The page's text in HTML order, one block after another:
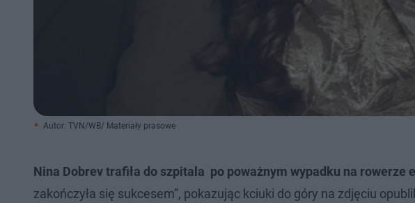
Autor: TVN/WB/ Materiały prasowe
Nina Dobrev trafiła do szpitala po poważnym wypadku na rowerze
zakończyła się sukcesem”, pokazując kciuki do góry na zdjęciu